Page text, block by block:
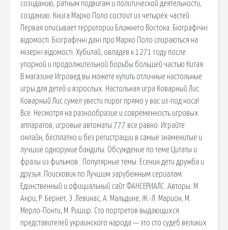
созиданию, ратным подвигам и политической деятельности,
созданию. Книга Марко Поло состоит из четырёх частей.
Первая описывает территории Ближнего Востока. Біографічні
відомості. Біографічні дані про Марко Поло спираються на
мізерні відомості. Хубилай, овладев к 1271 году после
упорной и продолжительной борьбы большей частью Китая.
В магазине Игровед вы можете купить отличные настольные
игры для детей и взрослых. Настольная игра Коварный Лис.
Коварный Лис сумел увести пирог прямо у вас из-под носа!
Все. Несмотря на разнообразие и современность игровых
аппаратов, игровые автоматы 777 все равно. Играйте
онлайн, бесплатно и без регистрации в самые знаменитые и
лучшие однорукие бандиты. Обсуждение по теме Цитаты и
фразы из фильмов : Популярные темы. Есенин дети дружба и
друзья. Поисковик по Лучшим зарубежным сериалам.
Единственный и официальный сайт ФАНСЕРИАЛС. Авторы: М.
Анри, Р. Бернет, Э. Левинас, А. Мальдине, Ж.-Л. Марион, М.
Мерло-Понти, М. Ришир. Сто портретов выдающихся
представителей украинского народа — это сто судеб великих